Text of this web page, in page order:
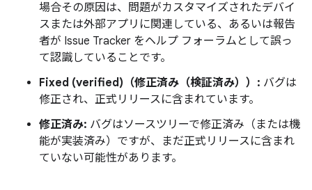
場合その原因は、問題がカスタマイズされたデバイ
スまたは外部アプリに関連している、あるいは報告
者が Issue Tracker をヘルプ フォーラムとして誤っ
て認識していることです。
Fixed (verified)（修正済み（検証済み））: バグは
修正され、正式リリースに含まれています。
修正済み: バグはソースツリーで修正済み（または機
能が実装済み）ですが、まだ正式リリースに含まれ
ていない可能性があります。